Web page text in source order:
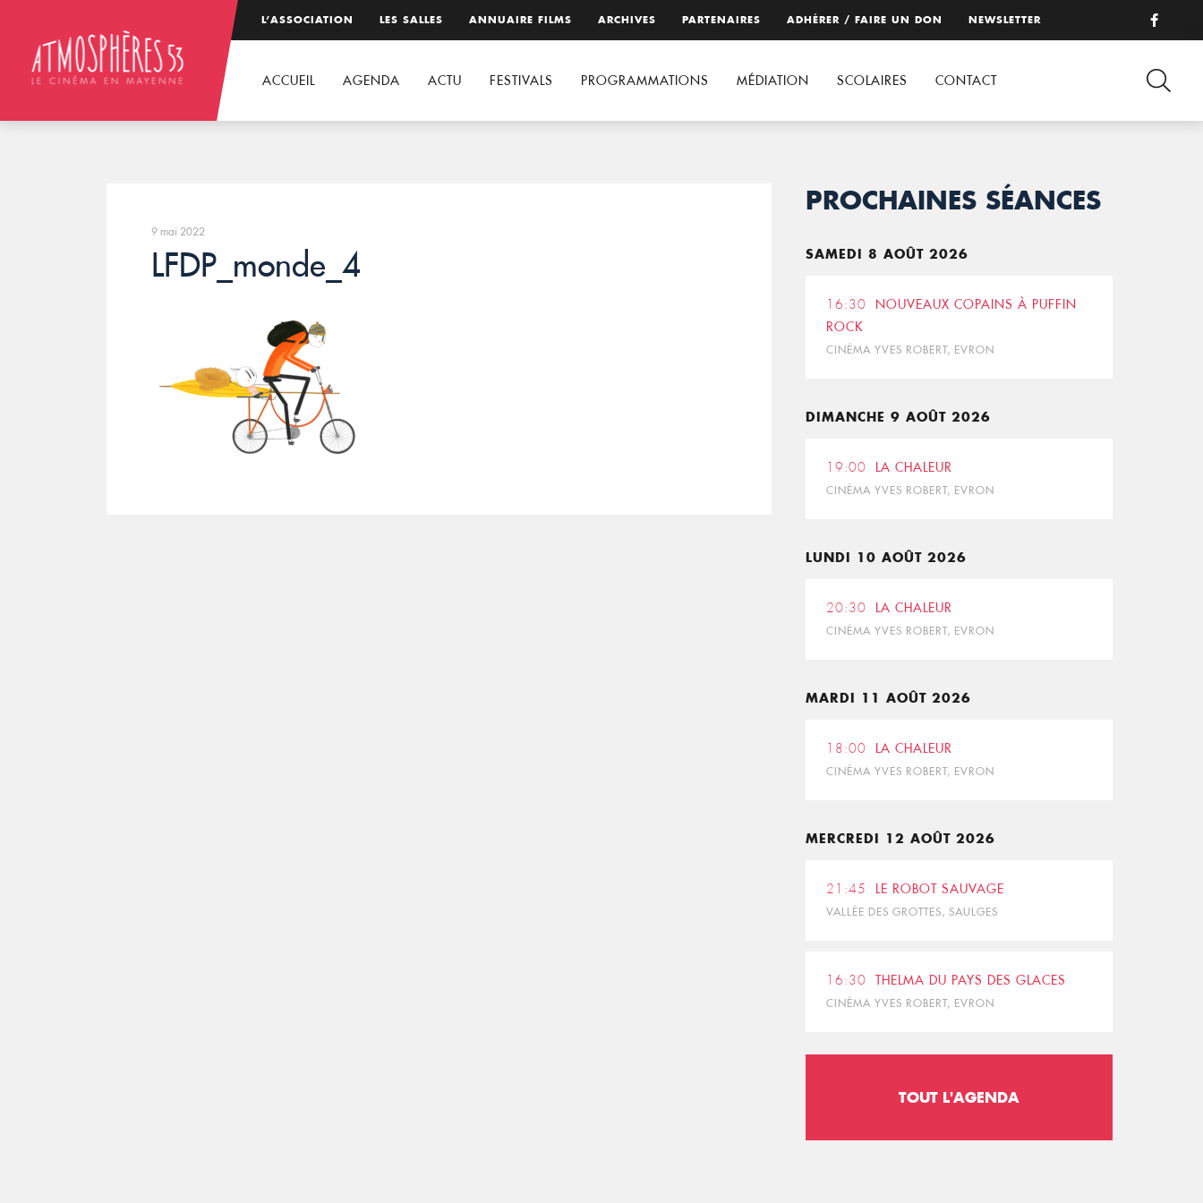
L’ASSOCIATION LES SALLES ANNUAIRE FILMS ARCHIVES PARTENAIRES ADHÉRER / FAIRE UN DON NEWSLETTER
ACCUEIL AGENDA ACTU FESTIVALS PROGRAMMATIONS MÉDIATION SCOLAIRES CONTACT
9 mai 2022
LFDP_monde_4
PROCHAINES SÉANCES
SAMEDI 8 AOÛT 2026
16:30
NOUVEAUX COPAINS À PUFFIN
ROCK
CINÉMA YVES ROBERT, EVRON
DIMANCHE 9 AOÛT 2026
19:00 LA CHALEUR
CINÉMA YVES ROBERT, EVRON
LUNDI 10 AOÛT 2026
20:30 LA CHALEUR
CINÉMA YVES ROBERT, EVRON
MARDI 11 AOÛT 2026
18:00 LA CHALEUR
CINÉMA YVES ROBERT, EVRON
MERCREDI 12 AOÛT 2026
21:45 LE ROBOT SAUVAGE
VALLÉE DES GROTTES, SAULGES
16:30 THELMA DU PAYS DES GLACES
CINÉMA YVES ROBERT, EVRON
TOUT L'AGENDA